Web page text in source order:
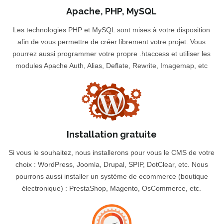
Apache, PHP, MySQL
Les technologies PHP et MySQL sont mises à votre disposition
afin de vous permettre de créer librement votre projet. Vous
pourrez aussi programmer votre propre .htaccess et utiliser les
modules Apache Auth, Alias, Deflate, Rewrite, Imagemap, etc
Installation gratuite
Si vous le souhaitez, nous installerons pour vous le CMS de votre
choix : WordPress, Joomla, Drupal, SPIP, DotClear, etc. Nous
pourrons aussi installer un système de ecommerce (boutique
électronique) : PrestaShop, Magento, OsCommerce, etc.